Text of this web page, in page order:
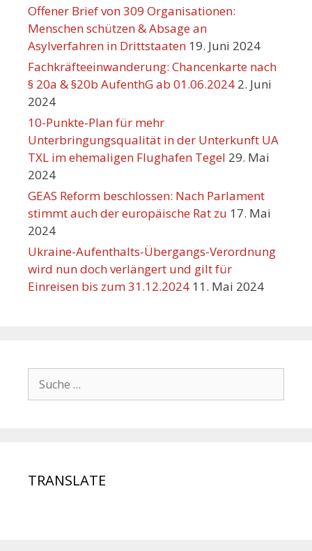
Offener Brief von 309 Organisationen:
Menschen schützen & Absage an
Asylverfahren in Drittstaaten 19. Juni 2024
Fachkräfteeinwanderung: Chancenkarte nach
§ 20a & §20b AufenthG ab 01.06.2024 2. Juni
2024
10-Punkte-Plan für mehr
Unterbringungsqualität in der Unterkunft UA
TXL im ehemaligen Flughafen Tegel 29. Mai
2024
GEAS Reform beschlossen: Nach Parlament
stimmt auch der europäische Rat zu 17. Mai
2024
Ukraine-Aufenthalts-Übergangs-Verordnung
wird nun doch verlängert und gilt für
Einreisen bis zum 31.12.2024 11. Mai 2024
TRANSLATE